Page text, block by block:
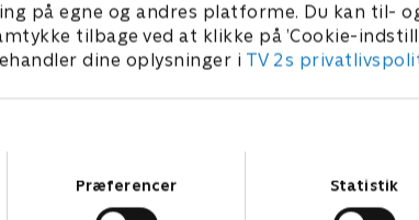
på egne og andres platforme. Du kan til-
tilbage ved at klikke på ’Cookie-
dine oplysninger i TV 2s
Præferencer Statistik